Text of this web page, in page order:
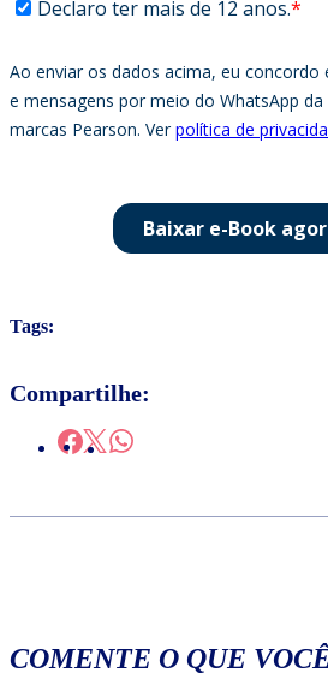
Tags:
Compartilhe:
COMENTE O QUE